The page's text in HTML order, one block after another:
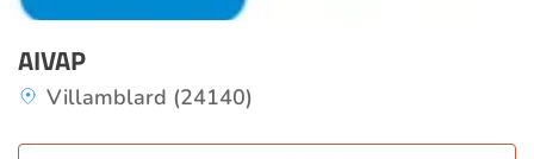
AIVAP
Villamblard (24140)